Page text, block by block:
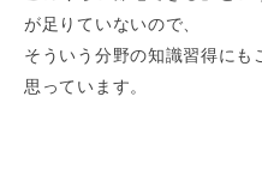
が足りていないので、
そういう分野の知識習得にも
思っています。